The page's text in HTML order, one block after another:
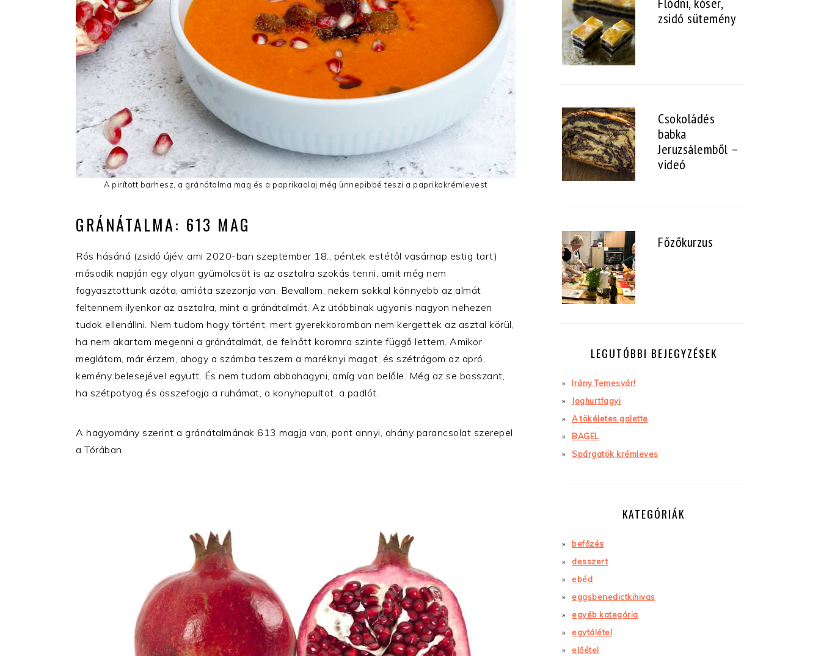
A pirított barhesz, a gránátalma mag és a paprikaolaj még ünnepibbé teszi a paprikakrémlevest
GRÁNÁTALMA: 613 MAG
Rós hásáná (zsidó újév, ami 2020-ban szeptember 18., péntek estétől vasárnap estig tart)
második napján egy olyan gyümölcsöt is az asztalra szokás tenni, amit még nem
fogyasztottunk azóta, amióta szezonja van. Bevallom, nekem sokkal könnyebb az almát
feltennem ilyenkor az asztalra, mint a gránátalmát. Az utóbbinak ugyanis nagyon nehezen
tudok ellenállni. Nem tudom hogy történt, mert gyerekkoromban nem kergettek az asztal körül,
ha nem akartam megenni a gránátalmát, de felnőtt koromra szinte függő lettem. Amikor
meglátom, már érzem, ahogy a számba teszem a maréknyi magot, és szétrágom az apró,
kemény belesejével együtt. És nem tudom abbahagyni, amíg van belőle. Még az se bosszant,
ha szétpotyog és összefogja a ruhámat, a konyhapultot, a padlót.
A hagyomány szerint a gránátalmának 613 magja van, pont annyi, ahány parancsolat szerepel
a Tórában.
zsidó sütemény
Csokoládés
babka
Jeruzsálemből –
videó
Főzőkurzus
LEGUTÓBBI BEJEGYZÉSEK
Irány Temesvár!
Joghurtfagyi
A tökéletes galette
BAGEL
Spárgatök krémleves
KATEGÓRIÁK
befőzés
desszert
ebéd
eggsbenedictkihivas
egyéb kategória
egytálétel
előétel